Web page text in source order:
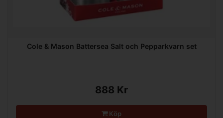
Cole & Mason Battersea Salt och Pepparkvarn set
888 Kr
Köp